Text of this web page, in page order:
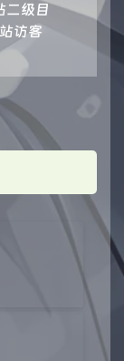
二级目
访客